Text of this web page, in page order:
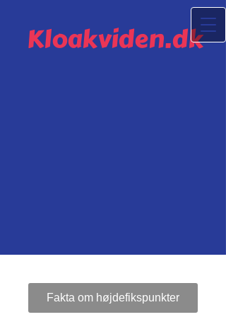
Kloakviden.dk
Fakta om højdefikspunkter